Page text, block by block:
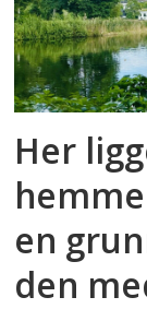
Her
en
den